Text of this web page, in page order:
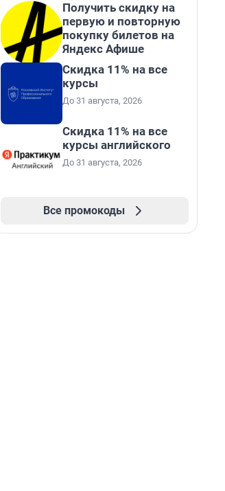
Получить скидку на
первую и повторную
покупку билетов на
Яндекс Афише
Скидка 11% на все
курсы
До 31 августа, 2026
Скидка 11% на все
курсы английского
До 31 августа, 2026
Все промокоды